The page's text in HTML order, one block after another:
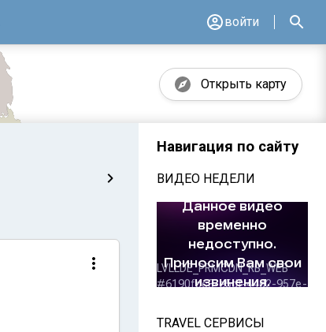
войти
Открыть карту
Навигация по сайту
ВИДЕО НЕДЕЛИ
TRAVEL СЕРВИСЫ